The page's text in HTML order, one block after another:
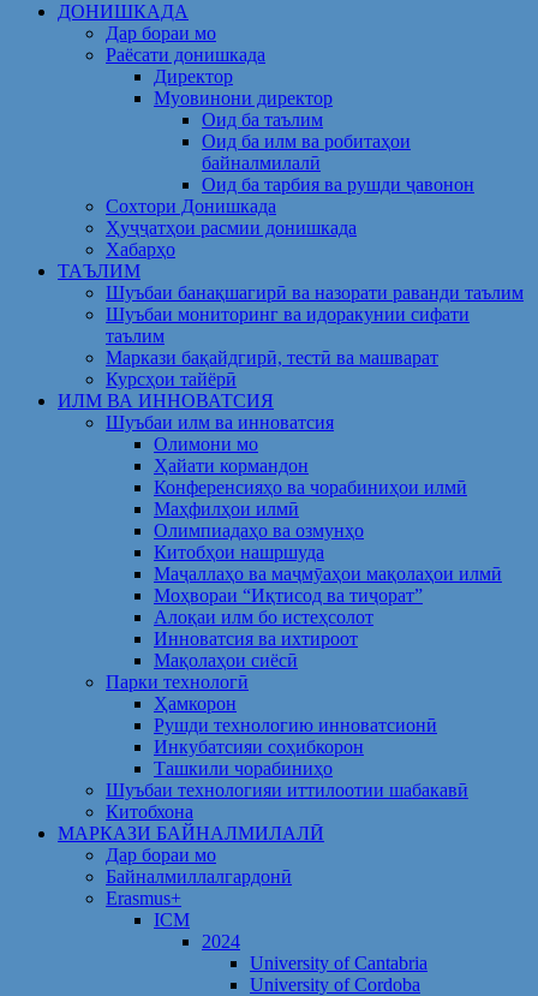
ДОНИШКАДА
Дар бораи мо
Раёсати донишкада
Директор
Муовинони директор
Оид ба таълим
Оид ба илм ва робитаҳои
байналмилалӣ
Оид ба тарбия ва рушди ҷавонон
Сохтори Донишкада
Ҳуҷҷатҳои расмии донишкада
Хабарҳо
ТАЪЛИМ
Шуъбаи банақшагирӣ ва назорати раванди таълим
Шуъбаи мониторинг ва идоракунии сифати
таълим
Маркази бақайдгирӣ, тестӣ ва машварат
Курсҳои тайёрӣ
ИЛМ ВА ИННОВАТСИЯ
Шуъбаи илм ва инноватсия
Олимони мо
Ҳайати кормандон
Конференсияҳо ва чорабиниҳои илмӣ
Маҳфилҳои илмӣ
Олимпиадаҳо ва озмунҳо
Китобҳои нашршуда
Маҷаллаҳо ва маҷмӯаҳои мақолаҳои илмӣ
Моҳвораи “Иқтисод ва тиҷорат”
Алоқаи илм бо истеҳсолот
Инноватсия ва ихтироот
Мақолаҳои сиёсӣ
Парки технологӣ
Ҳамкорон
Рушди технологию инноватсионӣ
Инкубатсияи соҳибкорон
Ташкили чорабиниҳо
Шуъбаи технологияи иттилоотии шабакавӣ
Китобхона
МАРКАЗИ БАЙНАЛМИЛАЛӢ
Дар бораи мо
Байналмиллалгардонӣ
Erasmus+
ICM
2024
University of Cantabria
University of Cordoba